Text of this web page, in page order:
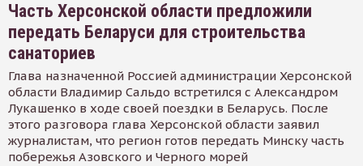
Часть Херсонской области предложили
передать Беларуси для строительства
санаториев
Глава назначенной Россией администрации Херсонской
области Владимир Сальдо встретился с Александром
Лукашенко в ходе своей поездки в Беларусь. После
этого разговора глава Херсонской области заявил
журналистам, что регион готов передать Минску часть
побережья Азовского и Черного морей